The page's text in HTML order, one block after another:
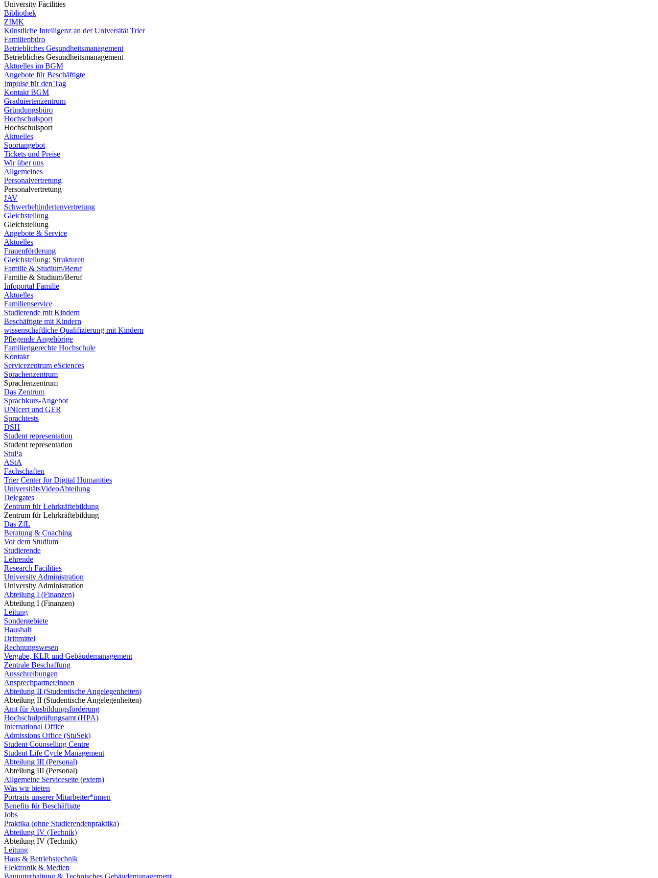
University Facilities
Bibliothek
ZIMK
Künstliche Intelligenz an der Universität Trier
Familienbüro
Betriebliches Gesundheitsmanagement
Betriebliches Gesundheitsmanagement
Aktuelles im BGM
Angebote für Beschäftigte
Impulse für den Tag
Kontakt BGM
Graduiertenzentrum
Gründungsbüro
Hochschulsport
Hochschulsport
Aktuelles
Sportangebot
Tickets und Preise
Wir über uns
Allgemeines
Personalvertretung
Personalvertretung
JAV
Schwerbehindertenvertretung
Gleichstellung
Gleichstellung
Angebote & Service
Aktuelles
Frauenförderung
Gleichstellung: Strukturen
Familie & Studium/Beruf
Familie & Studium/Beruf
Infoportal Familie
Aktuelles
Familienservice
Studierende mit Kindern
Beschäftigte mit Kindern
wissenschaftliche Qualifizierung mit Kindern
Pflegende Angehörige
Familiengerechte Hochschule
Kontakt
Servicezentrum eSciences
Sprachenzentrum
Sprachenzentrum
Das Zentrum
Sprachkurs-Angebot
UNIcert und GER
Sprachtests
DSH
Student representation
Student representation
StuPa
AStA
Fachschaften
Trier Center for Digital Humanities
UniversitätsVideoAbteilung
Delegates
Zentrum für Lehrkräftebildung
Zentrum für Lehrkräftebildung
Das ZfL
Beratung & Coaching
Vor dem Studium
Studierende
Lehrende
Research Facilities
University Administration
University Administration
Abteilung I (Finanzen)
Abteilung I (Finanzen)
Leitung
Sondergebiete
Haushalt
Drittmittel
Rechnungswesen
Vergabe, KLR und Gebäudemanagement
Zentrale Beschaffung
Ausschreibungen
Ansprechpartner/innen
Abteilung II (Studentische Angelegenheiten)
Abteilung II (Studentische Angelegenheiten)
Amt für Ausbildungsförderung
Hochschulprüfungsamt (HPA)
International Office
Admissions Office (StuSek)
Student Counselling Centre
Student Life Cycle Management
Abteilung III (Personal)
Abteilung III (Personal)
Allgemeine Serviceseite (extern)
Was wir bieten
Portraits unserer Mitarbeiter*innen
Benefits für Beschäftigte
Jobs
Praktika (ohne Studierendenpraktika)
Abteilung IV (Technik)
Abteilung IV (Technik)
Leitung
Haus & Betriebstechnik
Elektronik & Medien
Bauunterhaltung & Technisches Gebäudemanagement